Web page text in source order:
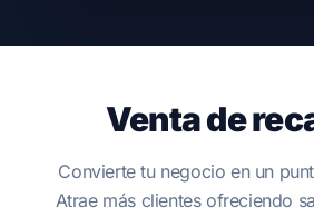
Venta de
Convierte tu negocio en un
Atrae más clientes ofreciendo